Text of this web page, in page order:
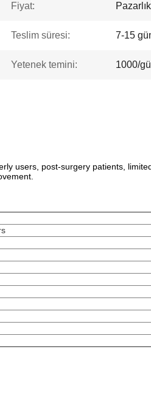
Fiyat:
Teslim süresi: 7-15
Yetenek temini: 1000/
users, post-surgery patients,